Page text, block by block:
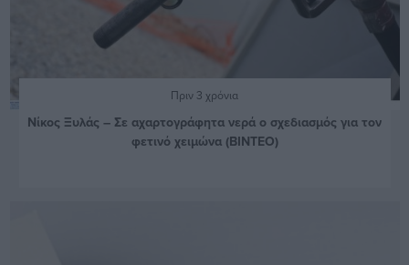
Πριν 3 χρόνια
Νίκος Ξυλάς – Σε αχαρτογράφητα νερά ο σχεδιασμός για τον
φετινό χειμώνα (ΒΙΝΤΕΟ)